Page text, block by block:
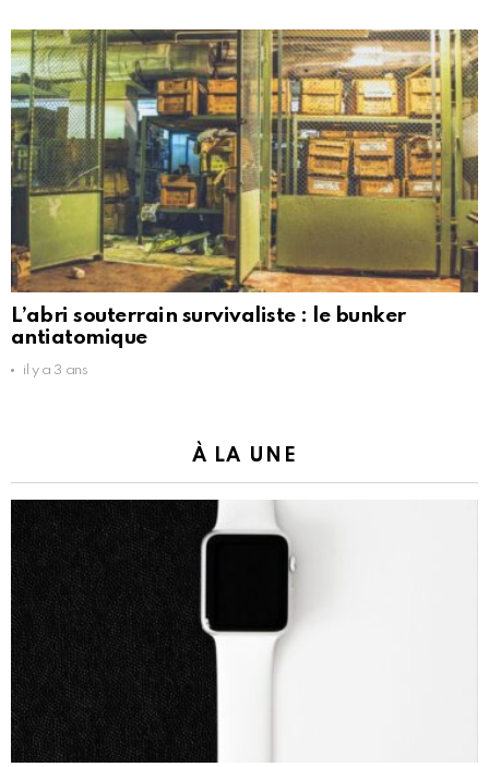
L’abri souterrain survivaliste : le bunker
antiatomique
il y a 3 ans
À LA UNE